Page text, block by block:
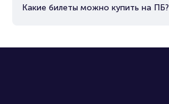
Какие билеты можно купить на ПБ?